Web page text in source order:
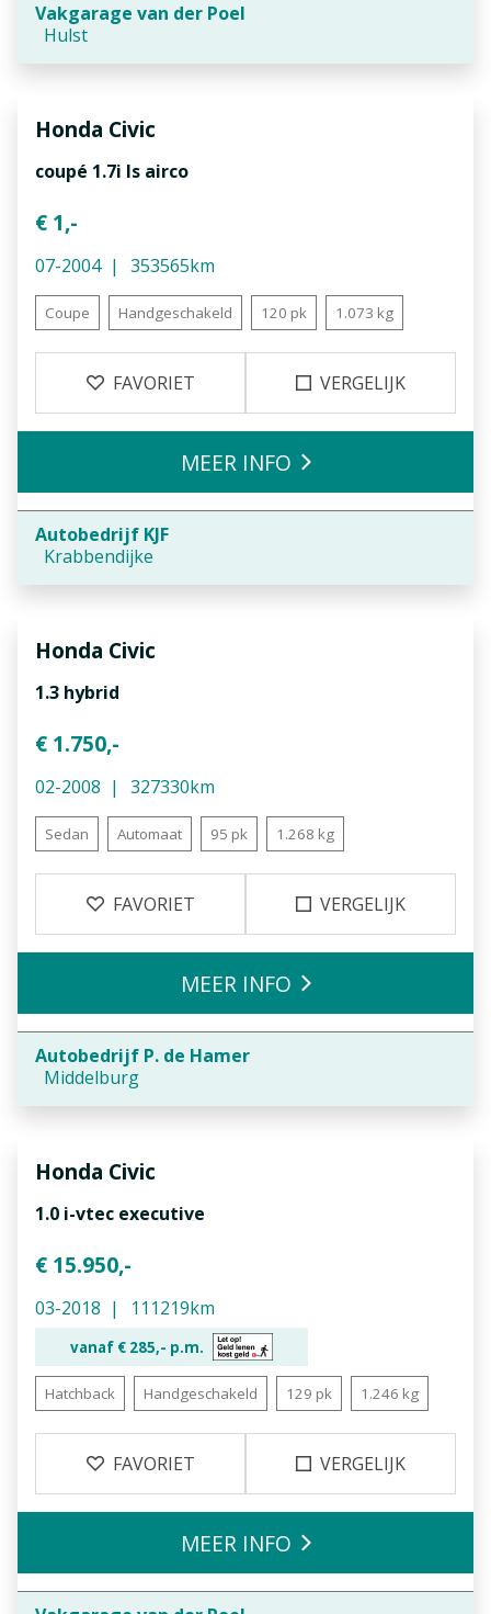
Vakgarage van der Poel
Hulst
Honda Civic
coupé 1.7i ls airco
€ 1,-
07-2004 353565km
Coupe Handgeschakeld 120 pk 1.073 kg
FAVORIET VERGELIJK
Autobedrijf KJF
Krabbendijke
MEER INFO
Honda Civic
1.3 hybrid
€ 1.750,-
02-2008 327330km
Sedan Automaat 95 pk 1.268 kg
FAVORIET VERGELIJK
Autobedrijf P. de Hamer
Middelburg
MEER INFO
Honda Civic
1.0 i-vtec executive
€ 15.950,-
03-2018 111219km
vanaf € 285,- p.m.
Hatchback Handgeschakeld 129 pk 1.246 kg
FAVORIET VERGELIJK
MEER INFO